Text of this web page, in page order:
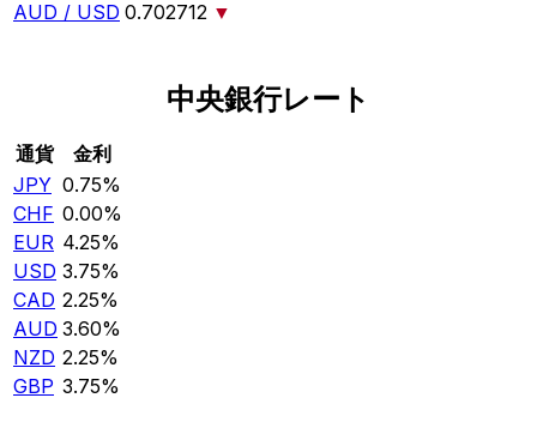
AUD / USD 0.702712 ▼
中央銀行レート
通貨
金利
JPY 0.75%
CHF 0.00%
EUR 4.25%
USD 3.75%
CAD 2.25%
AUD 3.60%
NZD 2.25%
GBP 3.75%